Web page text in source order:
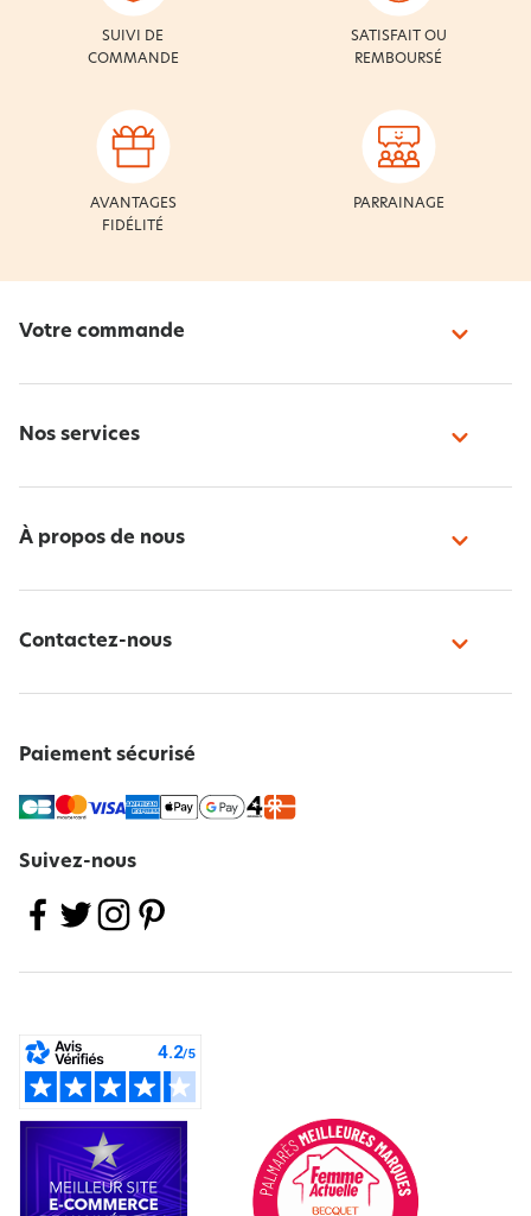
SUIVI DE
COMMANDE
SATISFAIT OU
REMBOURSÉ
AVANTAGES
FIDÉLITÉ
PARRAINAGE
Votre commande
Nos services
À propos de nous
Contactez-nous
Paiement sécurisé
Suivez-nous